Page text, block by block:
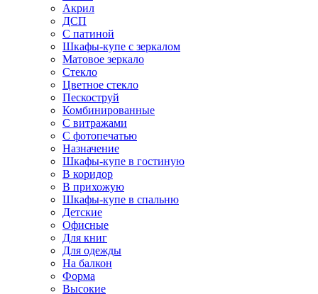
Акрил
ДСП
С патиной
Шкафы-купе с зеркалом
Матовое зеркало
Стекло
Цветное стекло
Пескоструй
Комбинированные
С витражами
С фотопечатью
Назначение
Шкафы-купе в гостиную
В коридор
В прихожую
Шкафы-купе в спальню
Детские
Офисные
Для книг
Для одежды
На балкон
Форма
Высокие